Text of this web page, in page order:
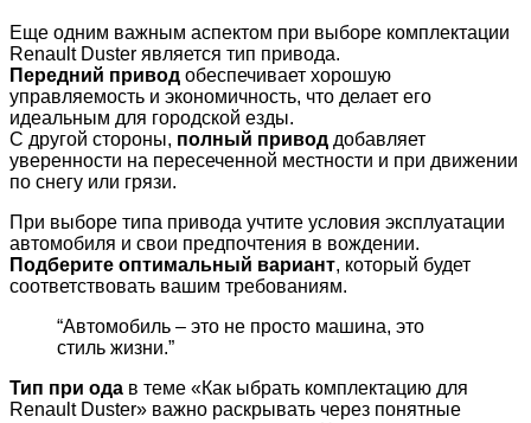
Еще одним важным аспектом при выборе комплектации
Renault Duster является тип привода.
Передний привод обеспечивает хорошую
управляемость и экономичность, что делает его
идеальным для городской езды.
С другой стороны, полный привод добавляет
уверенности на пересеченной местности и при движении
по снегу или грязи.
При выборе типа привода учтите условия эксплуатации
автомобиля и свои предпочтения в вождении.
Подберите оптимальный вариант, который будет
соответствовать вашим требованиям.
“Автомобиль – это не просто машина, это
стиль жизни.”
Тип при ода в теме «Как ыбрать комплектацию для
Renault Duster» важно раскрывать через понятные